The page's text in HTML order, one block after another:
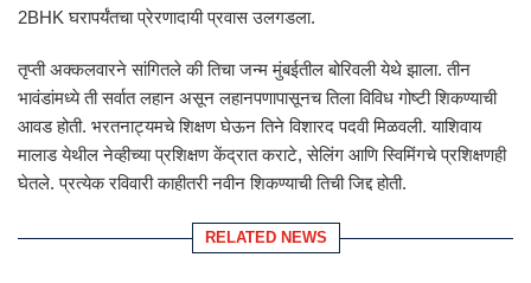
2BHK घरापर्यंतचा प्रेरणादायी प्रवास उलगडला.
तृप्ती अक्कलवारने सांगितले की तिचा जन्म मुंबईतील बोरिवली येथे झाला. तीन
भावंडांमध्ये ती सर्वात लहान असून लहानपणापासूनच तिला विविध गोष्टी शिकण्याची
आवड होती. भरतनाट्यमचे शिक्षण घेऊन तिने विशारद पदवी मिळवली. याशिवाय
मालाड येथील नेव्हीच्या प्रशिक्षण केंद्रात कराटे, सेलिंग आणि स्विमिंगचे प्रशिक्षणही
घेतले. प्रत्येक रविवारी काहीतरी नवीन शिकण्याची तिची जिद्द होती.
RELATED NEWS